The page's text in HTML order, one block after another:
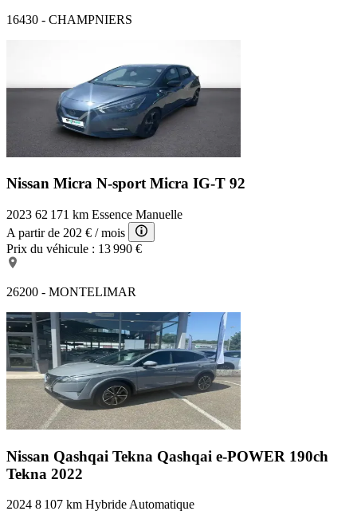
16430 - CHAMPNIERS
Nissan Micra N-sportMicra IG-T 92
2023 62 171 km Essence Manuelle
A partir de 202 € / mois
Prix du véhicule : 13 990 €
26200 - MONTELIMAR
Nissan Qashqai Tekna Qashqai e-POWER 190ch
Tekna 2022
2024 8 107 km HybrideAutomatique